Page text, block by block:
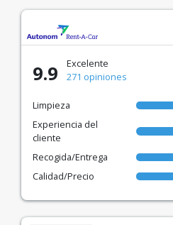
9.9
Excelente
271 opiniones
Limpieza
Experiencia del
cliente
Recogida/Entrega
Calidad/Precio